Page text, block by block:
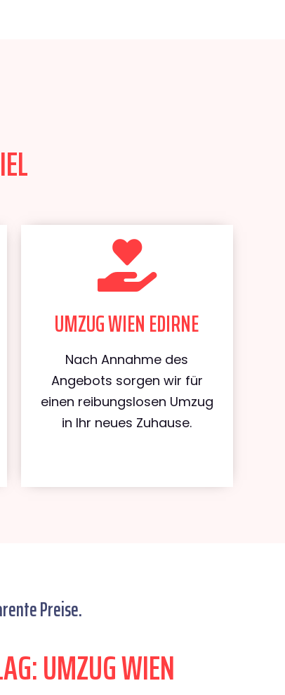
UMZUG WIEN EDIRNE
Nach Annahme des
Angebots sorgen wir für
einen reibungslosen Umzug
in Ihr neues Zuhause.
Preise.
UMZUG WIEN